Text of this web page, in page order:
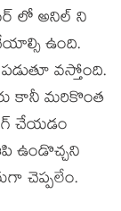
లో అనిల్ ని
ఉంది.
వస్తోంది.
కానీ మరికొంత
చేయడం
ఉండొచ్చని
చెప్పలేం.